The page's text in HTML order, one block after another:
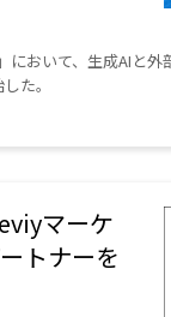
おいて、生成AIと
た。
マーケ
トナーを